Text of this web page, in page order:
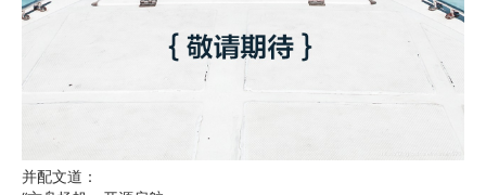
并配文道：